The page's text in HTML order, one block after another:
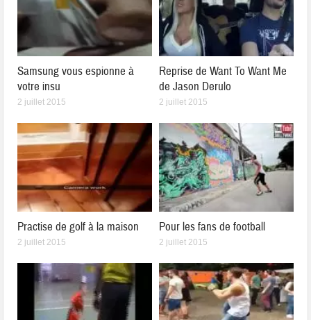
Samsung vous espionne à
votre insu
2 juillet 2015
Reprise de Want To Want Me
de Jason Derulo
2 juillet 2015
Practise de golf à la maison
2 juillet 2015
Pour les fans de football
2 juillet 2015